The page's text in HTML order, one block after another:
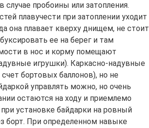
пробоины или затопления.
плавучести при затоплении уходит
она плавает кверху днищем, не стоит
ее на берег и там
в нос и корму помещают
игрушки). Каркасно-надувные
бортовых баллонов), но не
управлять можно, но очень
остаются на ходу и приемлемо
установке байдарки на ровный
борт. При определенном навыке